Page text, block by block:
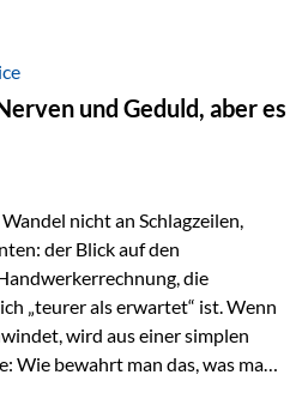
einer stark ausgeweiteten
Verschiebungen an den
bleibt Gold ein bewährter Anker.
und Geduld, aber es
nicht an Schlagzeilen,
der Blick auf den
die
„teurer als erwartet“ ist. Wenn
wird aus einer simplen
Wie bewahrt man das, was man